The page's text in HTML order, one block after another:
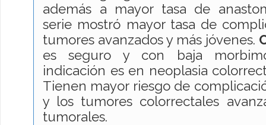
además a mayor tasa de
serie mostró mayor tasa de
tumores avanzados y más jóvenes.
es seguro y con baja
indicación es en neoplasia
Tienen mayor riesgo de
y los tumores colorrectales
tumorales.